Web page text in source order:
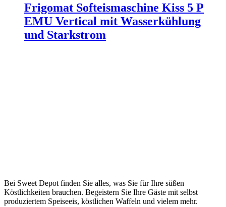
Frigomat Softeismaschine Kiss 5 P
EMU Vertical mit Wasserkühlung
und Starkstrom
Bei Sweet Depot finden Sie alles, was Sie für Ihre süßen
Köstlichkeiten brauchen. Begeistern Sie Ihre Gäste mit selbst
produziertem Speiseeis, köstlichen Waffeln und vielem mehr.